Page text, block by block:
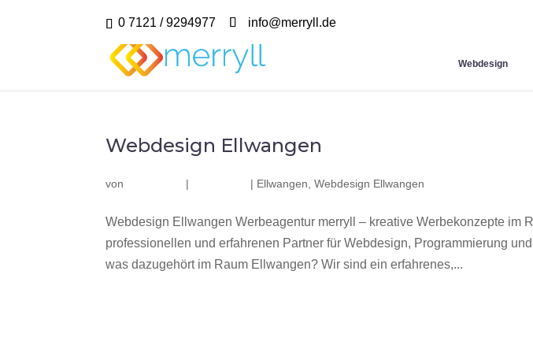
0 7121 / 9294977 info@merryll.de
Webdesign
Webdesign Ellwangen
von | | Ellwangen ,Webdesign Ellwangen
Webdesign Ellwangen Werbeagentur merryll – kreative Werbekonzepte im
professionellen und erfahrenen Partner für Webdesign, Programmierung
was dazugehört im Raum Ellwangen? Wir sind ein erfahrenes,...